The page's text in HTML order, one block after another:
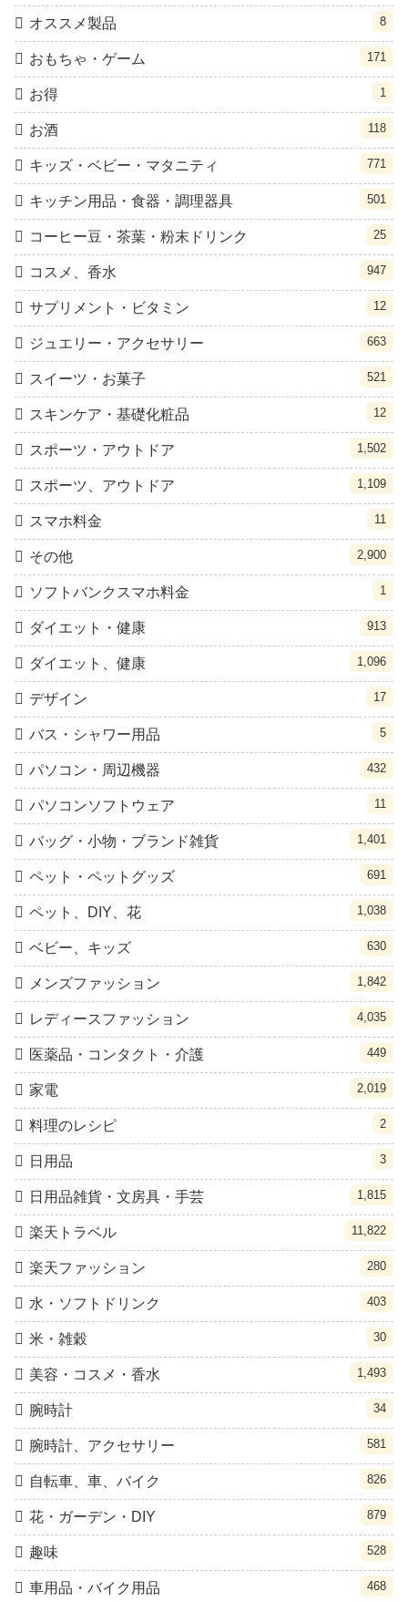
オススメ製品 8
おもちゃ・ゲーム 171
お得 1
お酒 118
キッズ・ベビー・マタニティ 771
キッチン用品・食器・調理器具 501
コーヒー豆・茶葉・粉末ドリンク 25
コスメ、香水 947
サプリメント・ビタミン 12
ジュエリー・アクセサリー 663
スイーツ・お菓子 521
スキンケア・基礎化粧品 12
スポーツ・アウトドア 1,502
スポーツ、アウトドア 1,109
スマホ料金 11
その他 2,900
ソフトバンクスマホ料金 1
ダイエット・健康 913
ダイエット、健康 1,096
デザイン 17
バス・シャワー用品 5
パソコン・周辺機器 432
パソコンソフトウェア 11
バッグ・小物・ブランド雑貨 1,401
ペット・ペットグッズ 691
ペット、DIY、花 1,038
ベビー、キッズ 630
メンズファッション 1,842
レディースファッション 4,035
医薬品・コンタクト・介護 449
家電 2,019
料理のレシピ 2
日用品 3
日用品雑貨・文房具・手芸 1,815
楽天トラベル 11,822
楽天ファッション 280
水・ソフトドリンク 403
米・雑穀 30
美容・コスメ・香水 1,493
腕時計 34
腕時計、アクセサリー 581
自転車、車、バイク 826
花・ガーデン・DIY 879
趣味 528
車用品・バイク用品 468